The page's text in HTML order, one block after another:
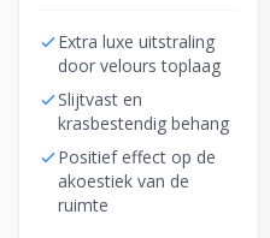
Extra luxe uitstraling
door velours toplaag
Slijtvast en
krasbestendig behang
Positief effect op de
akoestiek van de
ruimte